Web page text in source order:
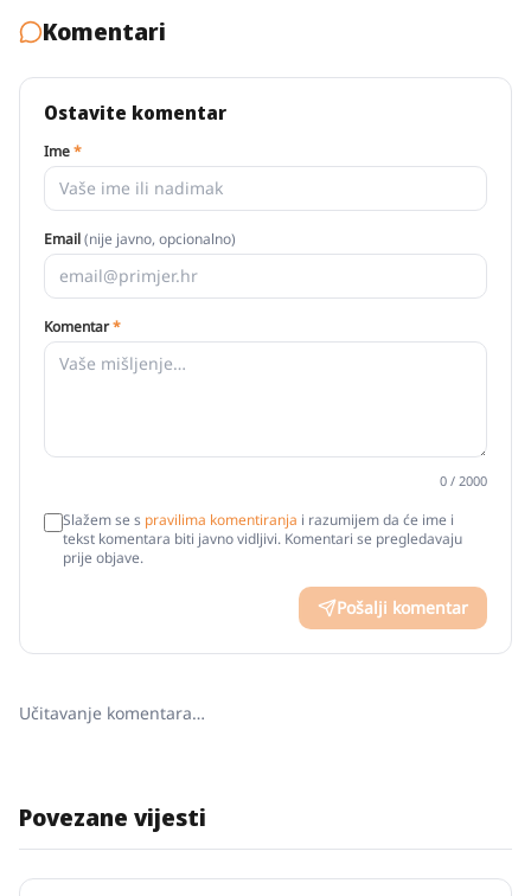
Komentari
Ostavite komentar
Ime*
Email(nije javno, opcionalno)
Komentar*
0 / 2000
Slažem se s pravilima komentiranja i razumijem da će ime i
tekst komentara biti javno vidljivi. Komentari se pregledavaju
prije objave.
Pošalji komentar
Učitavanje komentara…
Povezane vijesti